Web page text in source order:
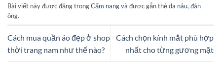
Bài viết này được đăng trongCẩm nangvà được gắn thẻda nâu,đàn
ông.
Cách mua quần áo đẹp ở shop
thời trang nam như thế nào?
Cách chọn kính mắt phù hợp
nhất cho từng gương mặt